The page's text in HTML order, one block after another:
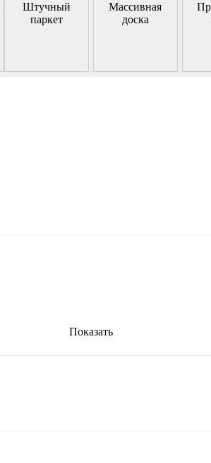
Штучный
паркет
Массивная
доска
Показать